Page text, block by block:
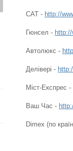
САТ - http://
Гюнсел -
Автолюкс -
Делівері -
Міст-Експрес -
Ваш Час -
Dimex (по